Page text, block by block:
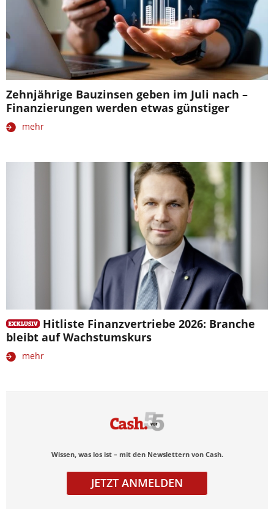
Zehnjährige Bauzinsen geben im Juli nach –
Finanzierungen werden etwas günstiger
mehr
Hitliste Finanzvertriebe 2026: Branche
bleibt auf Wachstumskurs
mehr
Wissen, was los ist – mit den Newslettern von Cash.
JETZT ANMELDEN